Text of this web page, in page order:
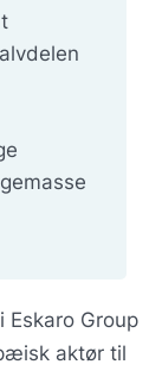
Group
aktør til